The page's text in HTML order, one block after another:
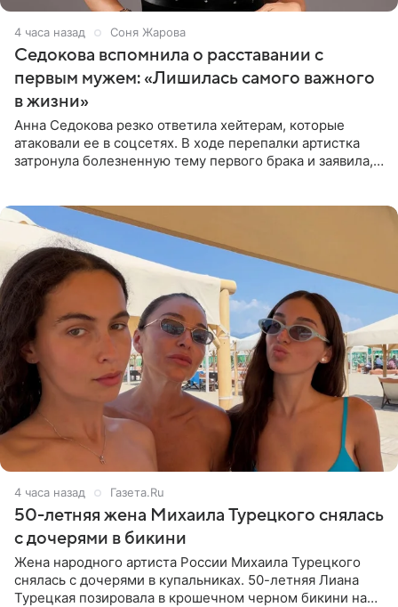
4 часа назад Соня Жарова
Седокова вспомнила о расставании с
первым мужем: «Лишилась самого важного
в жизни»
Анна Седокова резко ответила хейтерам, которые
атаковали ее в соцсетях. В ходе перепалки артистка
затронула болезненную тему первого брака и заявила,
4 часа назад Газета.Ru
50-летняя жена Михаила Турецкого снялась
с дочерями в бикини
Жена народного артиста России Михаила Турецкого
снялась с дочерями в купальниках. 50-летняя Лиана
Турецкая позировала в крошечном черном бикини на